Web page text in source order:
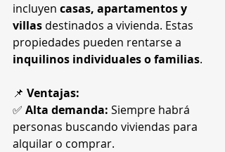
incluyen casas, apartamentos y
villas destinados a vivienda. Estas
propiedades pueden rentarse a
inquilinos individuales o familias.
📌 Ventajas:
✅ Alta demanda: Siempre habrá
personas buscando viviendas para
alquilar o comprar.